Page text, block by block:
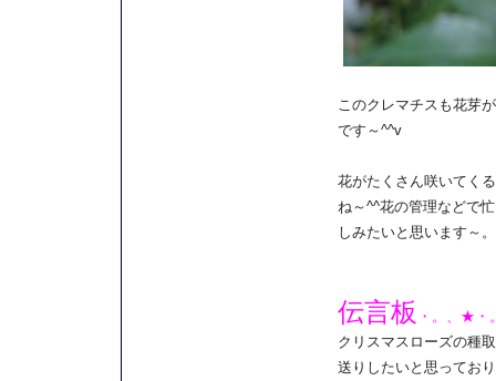
このクレマチスも花芽
です～^^v
花がたくさん咲いてく
ね～^^花の管理などで
しみたいと思います～
伝言板 ・。、★・
クリスマスローズの種
送りしたいと思ってお